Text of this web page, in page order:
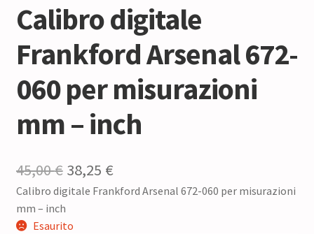
Calibro digitale
Frankford Arsenal 672-
060 per misurazioni
mm – inch
45,00€ Il
prezzo
originale
38,25 €Il
prezzo
Calibro digitale Frankford Arsenal 672-060 per misurazioni
mm – inch
Esaurito